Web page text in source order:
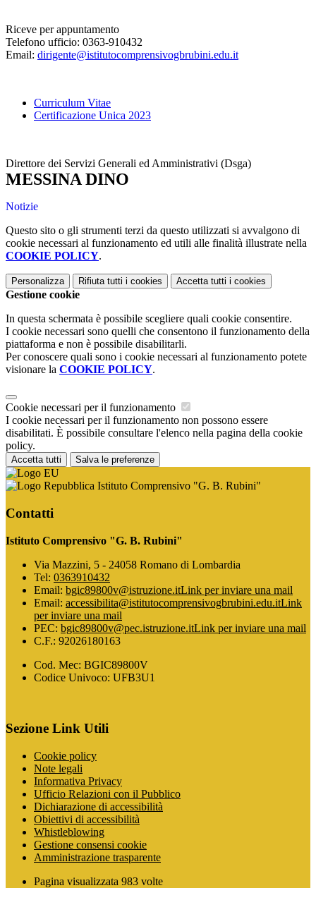
Riceve per appuntamento
Telefono ufficio: 0363-910432
Email: dirigente@istitutocomprensivogbrubini.edu.it
Curriculum Vitae
Certificazione Unica 2023
Direttore dei Servizi Generali ed Amministrativi (Dsga)
MESSINA DINO
Notizie
Questo sito o gli strumenti terzi da questo utilizzati si avvalgono di
cookie necessari al funzionamento ed utili alle finalità illustrate nella
COOKIE POLICY.
Personalizza Rifiuta tutti i cookies Accetta tutti i cookies
Gestione cookie
In questa schermata è possibile scegliere quali cookie consentire.
I cookie necessari sono quelli che consentono il funzionamento della
piattaforma e non è possibile disabilitarli.
Per conoscere quali sono i cookie necessari al funzionamento potete
visionare la COOKIE POLICY.
Cookie necessari per il funzionamento
I cookie necessari per il funzionamento non possono essere
disabilitati. È possibile consultare l'elenco nella pagina della cookie
policy.
Accetta tutti Salva le preferenze
Istituto Comprensivo "G. B. Rubini"
Contatti
Istituto Comprensivo "G. B. Rubini"
Via Mazzini, 5 - 24058 Romano di Lombardia
Tel: 0363910432
Email: bgic89800v@istruzione.itLink per inviare una mail
Email: accessibilita@istitutocomprensivogbrubini.edu.itLink
per inviare una mail
PEC: bgic89800v@pec.istruzione.itLink per inviare una mail
C.F.: 92026180163
Cod. Mec: BGIC89800V
Codice Univoco: UFB3U1
Sezione Link Utili
Cookie policy
Note legali
Informativa Privacy
Ufficio Relazioni con il Pubblico
Dichiarazione di accessibilità
Obiettivi di accessibilità
Whistleblowing
Gestione consensi cookie
Amministrazione trasparente
Pagina visualizzata 983 volte